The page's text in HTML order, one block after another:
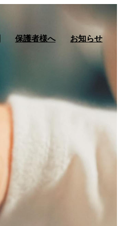
保護者様へ お知らせ